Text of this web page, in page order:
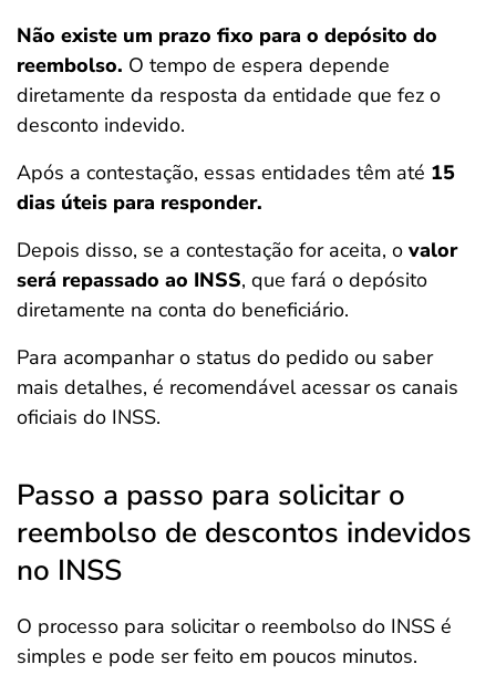
Não existe um prazo fixo para o depósito do
reembolso. O tempo de espera depende
diretamente da resposta da entidade que fez o
desconto indevido.
Após a contestação, essas entidades têm até 15
dias úteis para responder.
Depois disso, se a contestação for aceita, o valor
será repassado ao INSS, que fará o depósito
diretamente na conta do beneficiário.
Para acompanhar o status do pedido ou saber
mais detalhes, é recomendável acessar os canais
oficiais do INSS.
Passo a passo para solicitar o
reembolso de descontos indevidos
no INSS
O processo para solicitar o reembolso do INSS é
simples e pode ser feito em poucos minutos.